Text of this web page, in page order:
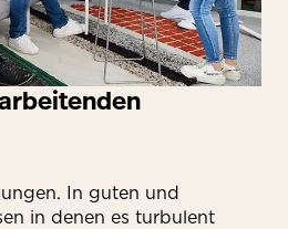
In guten und
in denen es turbulent